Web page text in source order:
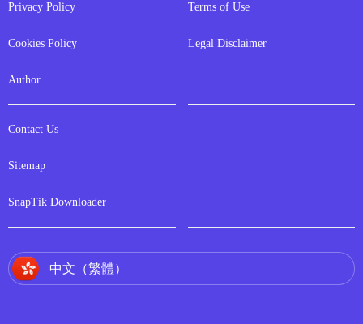
Privacy Policy
Cookies Policy
Author
Terms of Use
Legal Disclaimer
Contact Us
Sitemap
SnapTik Downloader
中文（繁體）